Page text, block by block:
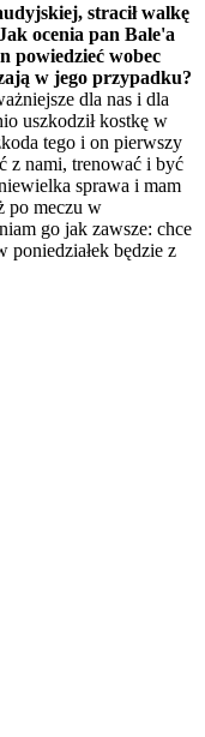
stracił walkę
ocenia pan Bale'a
powiedzieć wobec
w jego przypadku?
dla nas i dla
uszkodził kostkę w
tego i on pierwszy
z nami, trenować i być
sprawa i mam
po meczu w
go jak zawsze: chce
poniedziałek będzie z